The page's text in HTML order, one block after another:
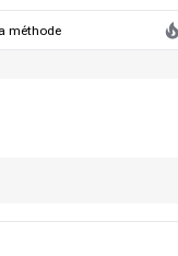
méthode